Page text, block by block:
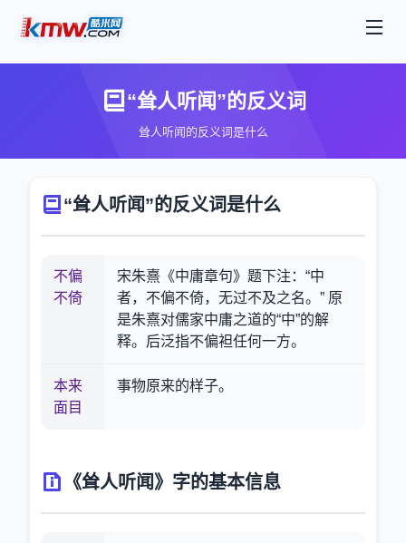
“耸人听闻”的反义词
耸人听闻的反义词是什么
“耸人听闻”的反义词是什么
不偏
不倚
宋朱熹《中庸章句》题下注：“中
者，不偏不倚，无过不及之名。” 原
是朱熹对儒家中庸之道的“中”的解
释。后泛指不偏袒任何一方。
本来
面目
事物原来的样子。
《耸人听闻》字的基本信息